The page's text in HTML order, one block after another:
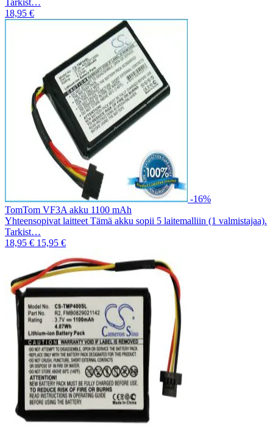
18,95 €
-16%
TomTom VF3A akku 1100 mAh
Yhteensopivat laitteet Tämä akku sopii 5 laitemalliin (1 valmistajaa).
Tarkist…
18,95 € 15,95 €